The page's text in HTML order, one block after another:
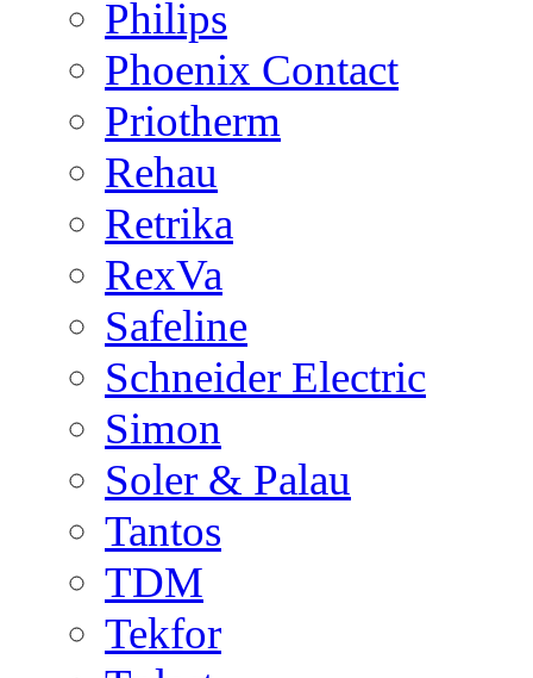
Philips
Phoenix Contact
Priotherm
Rehau
Retrika
RexVa
Safeline
Schneider Electric
Simon
Soler & Palau
Tantos
TDM
Tekfor